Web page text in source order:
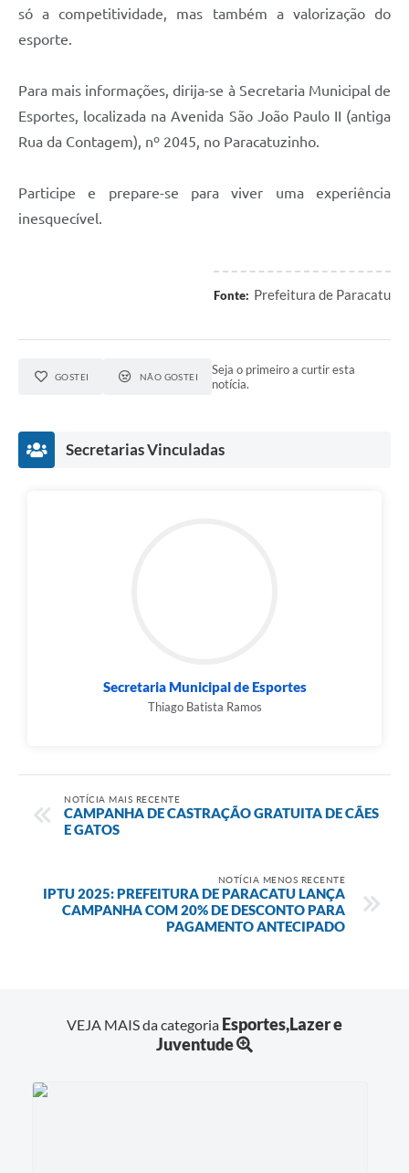
só a competitividade, mas também a valorização do
esporte.
Para mais informações, dirija-se à Secretaria Municipal de
Esportes, localizada na Avenida São João Paulo II (antiga
Rua da Contagem), nº 2045, no Paracatuzinho.
Participe e prepare-se para viver uma experiência
inesquecível.
Fonte: Prefeitura de Paracatu
GOSTEI NÃO GOSTEI
Seja o primeiro a curtir esta
notícia.
Secretarias Vinculadas
Secretaria Municipal de Esportes
Thiago Batista Ramos
NOTÍCIA MAIS RECENTE
CAMPANHA DE CASTRAÇÃO GRATUITA DE CÃES
E GATOS
NOTÍCIA MENOS RECENTE
IPTU 2025: PREFEITURA DE PARACATU LANÇA
CAMPANHA COM 20% DE DESCONTO PARA
PAGAMENTO ANTECIPADO
VEJA MAIS da categoria Esportes,Lazer e
Juventude